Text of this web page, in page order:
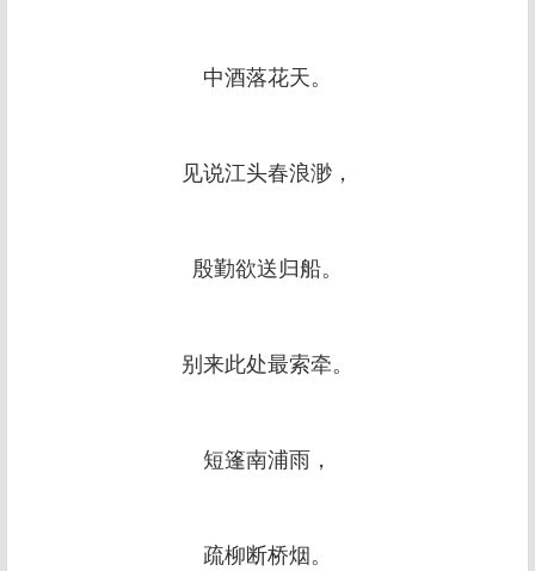
中酒落花天。
见说江头春浪渺，
殷勤欲送归船。
别来此处最索牵。
短篷南浦雨，
疏柳断桥烟。